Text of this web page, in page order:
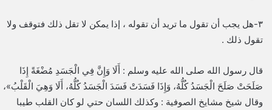
٣-هل يجب أن تقول ما تريد أن تقوله ، إذا يمكن لا تقل ذلك فتوقف ولا
تقول ذلك .
قال رسول الله صلى الله عليه وسلم : أَلَا وَإِنَّ فِي الْجَسَدِ مُضْغَةً إِذَا
صَلَحَتْ صَلَحَ الْجَسَدُ كُلُّهُ، وَإِذَا فَسَدَتْ فَسَدَ الْجَسَدُ كُلُّهُ، أَلَا وَهِيَ الْقَلْبُ»،
وقال شيخ مشايخ الصوفية : وكذلك اللسان حتي لو كان القلب طيبا